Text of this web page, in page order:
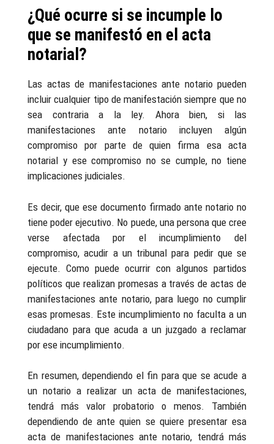
¿Qué ocurre si se incumple lo
que se manifestó en el acta
notarial?
Las actas de manifestaciones ante notario pueden
incluir cualquier tipo de manifestación siempre que no
sea contraria a la ley. Ahora bien, si las
manifestaciones ante notario incluyen algún
compromiso por parte de quien firma esa acta
notarial y ese compromiso no se cumple, no tiene
implicaciones judiciales.
Es decir, que ese documento firmado ante notario no
tiene poder ejecutivo. No puede, una persona que cree
verse afectada por el incumplimiento del
compromiso, acudir a un tribunal para pedir que se
ejecute. Como puede ocurrir con algunos partidos
políticos que realizan promesas a través de actas de
manifestaciones ante notario, para luego no cumplir
esas promesas. Este incumplimiento no faculta a un
ciudadano para que acuda a un juzgado a reclamar
por ese incumplimiento.
En resumen, dependiendo el fin para que se acude a
un notario a realizar un acta de manifestaciones,
tendrá más valor probatorio o menos. También
dependiendo de ante quien se quiere presentar esa
acta de manifestaciones ante notario, tendrá más